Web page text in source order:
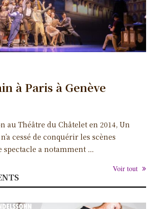
à Paris à Genève
au Théâtre du Châtelet en 2014, Un
cessé de conquérir les scènes
spectacle a notamment …
Voir tout